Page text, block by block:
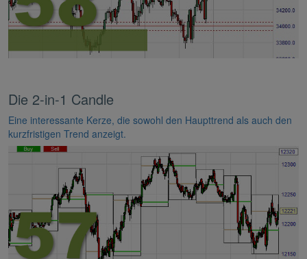
Die 2-in-1 Candle
Eine interessante Kerze, die sowohl den Haupttrend als auch den
kurzfristigen Trend anzeigt.